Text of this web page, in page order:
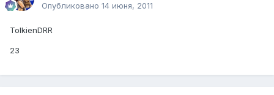
Опубликовано 14 июня, 2011
TolkienDRR
23